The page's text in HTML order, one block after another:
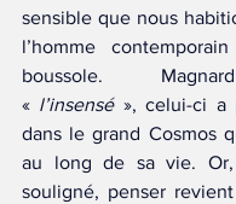
sensible que nous
l’homme
boussole.
« l’insensé », celui-ci a
dans le grand Cosmos
au long de sa vie. Or,
souligné, penser